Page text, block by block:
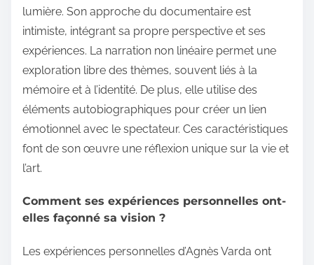
lumière. Son approche du documentaire est
intimiste, intégrant sa propre perspective et ses
expériences. La narration non linéaire permet une
exploration libre des thèmes, souvent liés à la
mémoire et à l’identité. De plus, elle utilise des
éléments autobiographiques pour créer un lien
émotionnel avec le spectateur. Ces caractéristiques
font de son œuvre une réflexion unique sur la vie et
l’art.
Comment ses expériences personnelles ont-
elles façonné sa vision ?
Les expériences personnelles d’Agnès Varda ont